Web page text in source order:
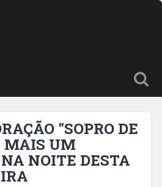
"SOPRO DE
MAIS UM
NOITE DESTA